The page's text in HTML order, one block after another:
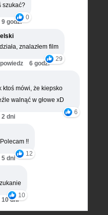
szukać?
0
9 godz.
znalazłem film
29
6 godz.
ktoś mówi, że kiepsko
walnąć w głowe xD
6
2 dni
!!
12
5 dni
10
10 dni